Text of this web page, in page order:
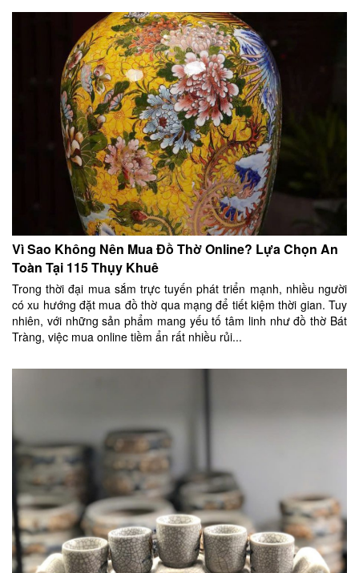
Vì Sao Không Nên Mua Đồ Thờ Online? Lựa Chọn An
Toàn Tại 115 Thụy Khuê
Trong thời đại mua sắm trực tuyến phát triển mạnh, nhiều người
có xu hướng đặt mua đồ thờ qua mạng để tiết kiệm thời gian. Tuy
nhiên, với những sản phẩm mang yếu tố tâm linh như đồ thờ Bát
Tràng, việc mua online tiềm ẩn rất nhiều rủi...